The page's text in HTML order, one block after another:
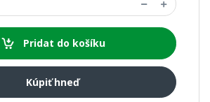
Pridat do košíku
Kúpiť hneď